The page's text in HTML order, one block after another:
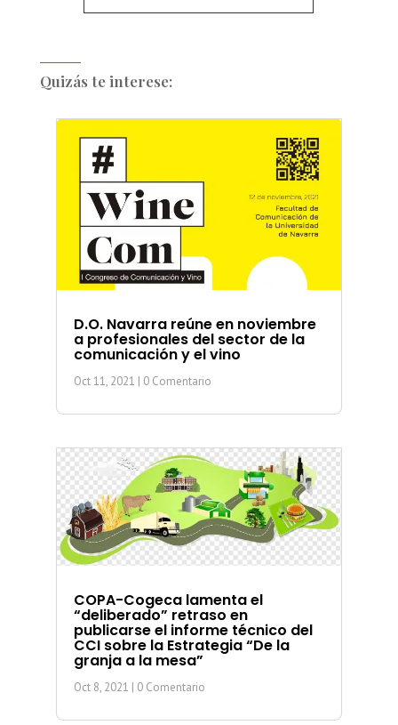
Quizás te interese:
D.O. Navarra reúne en noviembre
a profesionales del sector de la
comunicación y el vino
Oct 11, 2021 | 0 Comentario
COPA-Cogeca lamenta el
“deliberado” retraso en
publicarse el informe técnico del
CCI sobre la Estrategia “De la
granja a la mesa”
Oct 8, 2021 | 0 Comentario